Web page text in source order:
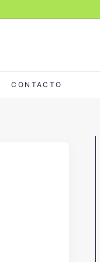
CONTACTO